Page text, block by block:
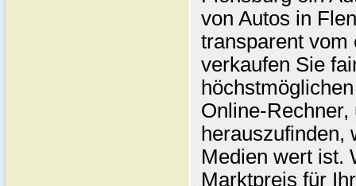
von Autos in
transparent vom
verkaufen Sie
Online-
herauszufinden,
Medien wert ist.
Marktpreis für